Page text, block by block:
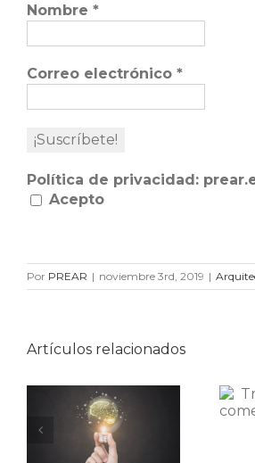
Nombre *
Correo electrónico *
Política de privacidad:
Acepto
Por PREAR | noviembre 3rd, 2019 |
Artículos relacionados
transformar
un local
comercial en